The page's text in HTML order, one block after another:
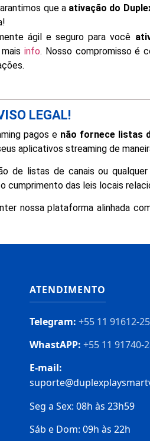
que a ativação do
ágil e seguro para você
maisinfo. Nosso compromisso é
LEGAL!
pagos e não fornece listas
aplicativos streaming de
de listas de canais ou
cumprimento das leis locais
nossa plataforma alinhada
ATENDIMENTO
Telegram: +55 11 91612-
WhastAPP: +55 11 91740-
E-mail:
Seg a Sex: 08h às 23h59
Sáb e Dom: 09h às 22h